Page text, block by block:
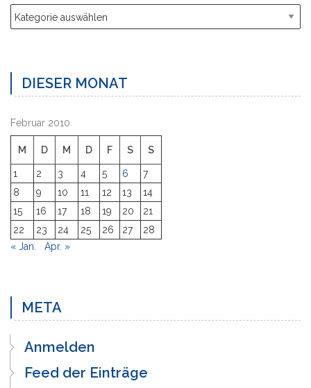
Kategorien
DIESER MONAT
Februar 2010
M D M D F S S
1 2 3 4 5 6
7
8
9 10 11 12 13
14
15
16 17 18 19 20
21
22
23 24 25 26 27
28
« Jan.
Apr. »
META
Anmelden
Feed der Einträge